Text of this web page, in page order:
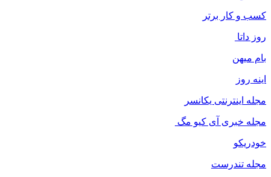
کسب و کار برتر
روز داتا
بام میهن
اینه روز
مجله اینترنتی یکانسر
مجله خبری آی کیو مگ
خودریکو
مجله‌ تندرست